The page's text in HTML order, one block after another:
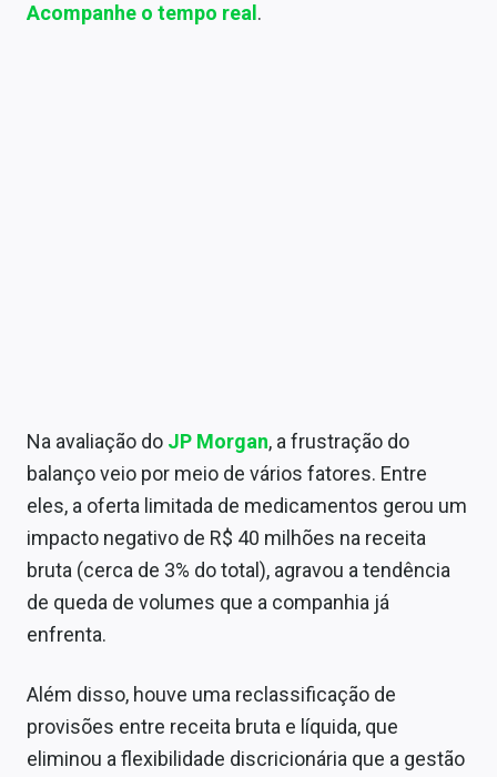
Expediente
Acompanhe o tempo real .
Na avaliação do JP Morgan, a frustração do
balanço veio por meio de vários fatores. Entre
eles, a oferta limitada de medicamentos gerou um
impacto negativo de R$ 40 milhões na receita
bruta (cerca de 3% do total), agravou a tendência
de queda de volumes que a companhia já
enfrenta.
Além disso, houve uma reclassificação de
provisões entre receita bruta e líquida, que
eliminou a flexibilidade discricionária que a gestão